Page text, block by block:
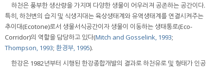
하천은 풍부한 생산량을 가지며 다양한 생물이 어우러져 공존하는 공간이다.
특히, 하천변의 습지 및 식생지대는 육상생태계와 유역생태계를 연결시켜주는
추이대(Ecotone)로서 생물서식공간이자 생물이 이동하는 생태통로(Eco-
Corridor)의 역할을 담당하고 있다(Mitch and Gosselink, 1993;
Thompson, 1993; 환경부, 1995).
한강은 1982년부터 시행된 한강종합개발의 결과로 하천유로 및 형태가 인공